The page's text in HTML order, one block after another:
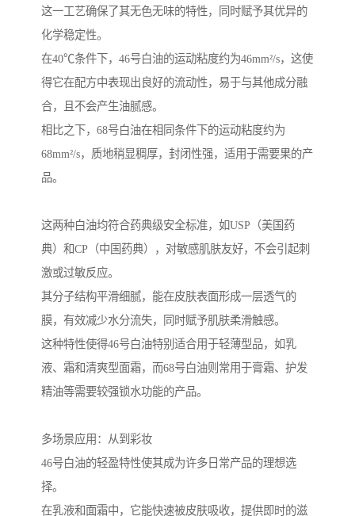
这一工艺确保了其无色无味的特性，同时赋予其优异的
化学稳定性。
在40℃条件下，46号白油的运动粘度约为46mm²/s，这使
得它在配方中表现出良好的流动性，易于与其他成分融
合，且不会产生油腻感。
相比之下，68号白油在相同条件下的运动粘度约为
68mm²/s，质地稍显稠厚，封闭性强，适用于需要果的产
品。
这两种白油均符合药典级安全标准，如USP（美国药
典）和CP（中国药典），对敏感肌肤友好，不会引起刺
激或过敏反应。
其分子结构平滑细腻，能在皮肤表面形成一层透气的
膜，有效减少水分流失，同时赋予肌肤柔滑触感。
这种特性使得46号白油特别适合用于轻薄型品，如乳
液、霜和清爽型面霜，而68号白油则常用于膏霜、护发
精油等需要较强锁水功能的产品。
多场景应用：从到彩妆
46号白油的轻盈特性使其成为许多日常产品的理想选
择。
在乳液和面霜中，它能快速被皮肤吸收，提供即时的滋